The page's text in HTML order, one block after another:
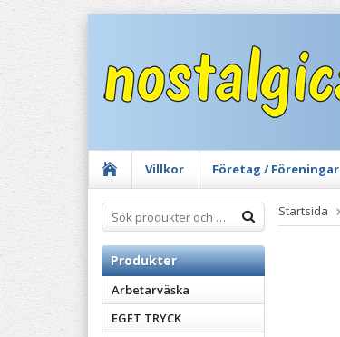
Villkor Företag / Föreningar
Produkter
Arbetarväska
EGET TRYCK
Startsida